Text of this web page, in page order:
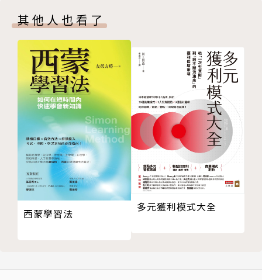
回、何時回、可以不回嗎？」成為溝通的一大考驗。書
中針對員工和中階主管用Line常常遇到的10種狀況，
提出巧妙回話招術，Line不再是溝通壓力，而是你的
職場助力。
作者簡介
商業周刊
《商業周刊》創立於1987年，為全台灣最具影響力、
發行量最大的財經雜誌，以先進觀點、敏銳的新聞與中
立的媒體角度，報導快速變化的商業環境、成功人物事
情境18 如何挖出客戶說不清楚的真正需求？
情境19 客戶猶豫不決時，如何加強銷售力道？
情境20 如何培養長期客戶？
情境21 難相處、不愛合作的同事，怎麼開口找他幫
忙？
情境22 催促他人進度時，怎麼說才不會讓人變臉？
情境23 如何說服資深同事教我？
情境24 同事向我抱怨上司、同事，該如何應對？
情境25 愛八卦的同事找我聊天，該怎麼拿捏談話內
容？
情境26 如何回應別人對自己的批評？
情境27 同事要求我幫忙，如何婉拒？
情境28 對同事做得不夠好的地方，如何做建議？
其他人也看了
西蒙學習法
多元獲利模式大全